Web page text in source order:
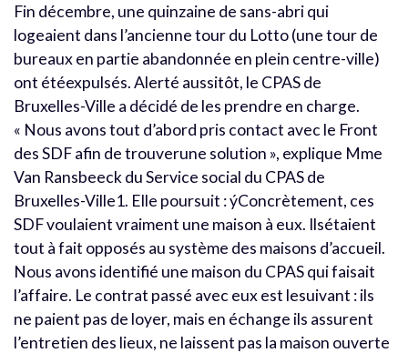
Fin décembre, une quinzaine de sans-abri qui
logeaient dans l’ancienne tour du Lotto (une tour de
bureaux en partie abandonnée en plein centre-ville)
ont étéexpulsés. Alerté aussitôt, le CPAS de
Bruxelles-Ville a décidé de les prendre en charge.
« Nous avons tout d’abord pris contact avec le Front
des SDF afin de trouverune solution », explique Mme
Van Ransbeeck du Service social du CPAS de
Bruxelles-Ville1. Elle poursuit : ýConcrètement, ces
SDF voulaient vraiment une maison à eux. Ilsétaient
tout à fait opposés au système des maisons d’accueil.
Nous avons identifié une maison du CPAS qui faisait
l’affaire. Le contrat passé avec eux est lesuivant : ils
ne paient pas de loyer, mais en échange ils assurent
l’entretien des lieux, ne laissent pas la maison ouverte